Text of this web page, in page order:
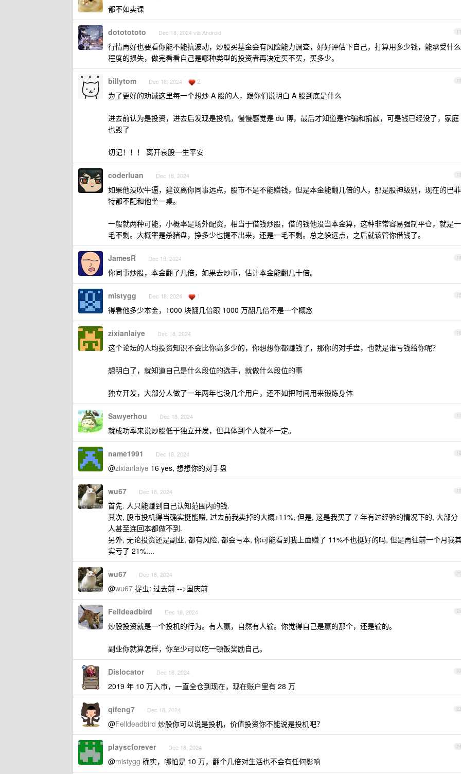
都不如卖课
11
dototototo Dec 18, 2024 via Android
行情再好也要看你能不能抗波动，炒股买基金会有风险能力调查，好好评估下自己，打算用多少钱，能承受什么
程度的损失，做完看看自己是哪种类型的投资者再决定买不买，买多少。
12
billytom Dec 18, 2024 2
为了更好的劝诫这里每一个想炒 A 股的人，跟你们说明白 A 股到底是什么
进去前认为是投资，进去后发现是投机，慢慢感觉是 du 博，最后才知道是诈骗和捐献，可是钱已经没了，家庭
也毁了
切记！！！ 离开哀股一生平安
13
coderluan Dec 18, 2024
如果他没吹牛逼，建议离你同事远点，股市不是不能赚钱，但是本金能翻几倍的人，那是股神级别，现在的巴菲
特都不配和他坐一桌。
一般就两种可能，小概率是场外配资，相当于借钱炒股，借的钱他没当本金算，这种非常容易强制平仓，就是一
毛不剩。大概率是杀猪盘，挣多少也提不出来，还是一毛不剩。总之躲远点，之后就该管你借钱了。
14
JamesR Dec 18, 2024
你同事炒股，本金翻了几倍，如果去炒币，估计本金能翻几十倍。
15
mistygg Dec 18, 2024 1
得看他多少本金，1000 块翻几倍跟 1000 万翻几倍不是一个概念
16
zixianlaiye Dec 18, 2024
这个论坛的人均投资知识不会比你高多少的，你想想你都赚钱了，那你的对手盘，也就是谁亏钱给你呢？
想明白了，就知道自己是什么段位的选手，就做什么段位的事
独立开发，大部分人做了一年两年也没几个用户，还不如把时间用来锻炼身体
17
Sawyerhou Dec 18, 2024
就成功率来说炒股低于独立开发，但具体到个人就不一定。
18
name1991 Dec 18, 2024
@zixianlaiye 16 yes, 想想你的对手盘
19
wu67 Dec 18, 2024
首先. 人只能赚到自己认知范围内的钱.
其次, 股市投机得当确实挺能赚, 过去前我卖掉的大概+11%, 但是, 这是我买了 7 年有过经验的情况下的, 大部分
人甚至连回本都做不到.
另外, 无论投资还是副业, 都有风险, 都会亏本, 你可能看到我上面赚了 11%不也挺好的吗, 但是再往前一个月我
实亏了 21%....
20
wu67 Dec 18, 2024
@wu67 捉虫: 过去前 -->国庆前
21
Felldeadbird Dec 18, 2024
炒股投资就是一个投机的行为。有人赢，自然有人输。你觉得自己是赢的那个，还是输的。
副业你就算怎样，你至少可以吃一顿饭奖励自己。
22
Dislocator Dec 18, 2024
2019 年 10 万入市，一直全仓到现在，现在账户里有 28 万
23
qifeng7 Dec 18, 2024
@Felldeadbird 炒股你可以说是投机，价值投资你不能说是投机吧？
24
playscforever Dec 18, 2024
@mistygg 确实，哪怕是 10 万，翻个几倍对生活也不会有任何影响